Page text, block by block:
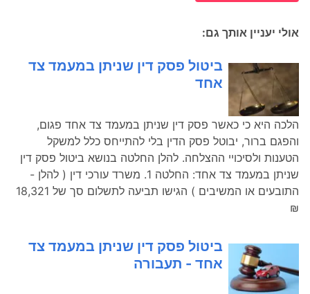
אולי יעניין אותך גם:
ביטול פסק דין שניתן במעמד צד
אחד
הלכה היא כי כאשר פסק דין שניתן במעמד צד אחד פגום,
והפגם ברור, יבוטל פסק הדין בלי להתייחס כלל למשקל
הטענות ולסיכויי ההצלחה. להלן החלטה בנושא ביטול פסק דין
שניתן במעמד צד אחד: החלטה 1. משרד עורכי דין ( להלן -
התובעים או המשיבים ) הגישו תביעה לתשלום סך של 18,321
₪
ביטול פסק דין שניתן במעמד צד
אחד - תעבורה